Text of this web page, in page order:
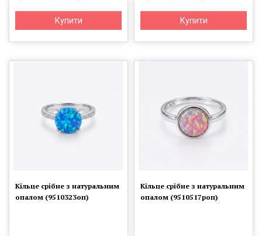
Купити Купити
Кільце срібне з натуральним
опалом (9510323оп)
Кільце срібне з натуральним
опалом (9510517роп)